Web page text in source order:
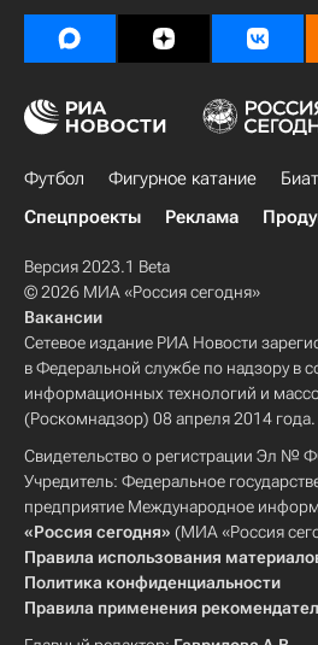
Футбол Фигурное катание
Спецпроекты
Реклама
Версия 2023.1 Beta
© 2026 МИА «Россия сегодня»
Вакансии
Сетевое издание РИА Новости
в Федеральной службе по надзору в
информационных технологий и
(Роскомнадзор) 08 апреля 2014 года.
Свидетельство о регистрации Эл №
Учредитель: Федеральное
предприятие Международное
«Россия сегодня» (МИА «Россия
Правила использования
Политика конфиденциальности
Правила применения